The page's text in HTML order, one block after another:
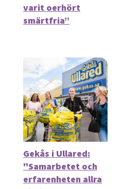
varit oerhört
smärtfria”
Gekås i Ullared:
"Samarbetet och
erfarenheten allra